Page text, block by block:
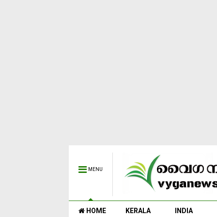
MENU
HOME KERALA INDIA